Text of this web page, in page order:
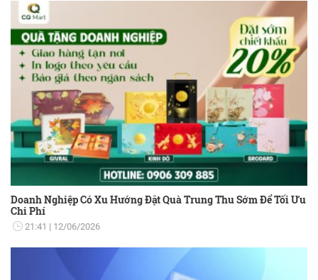
Doanh Nghiệp Có Xu Hướng Đặt Quà Trung Thu Sớm Để Tối Ưu
Chi Phí
21:41 12/06/2026